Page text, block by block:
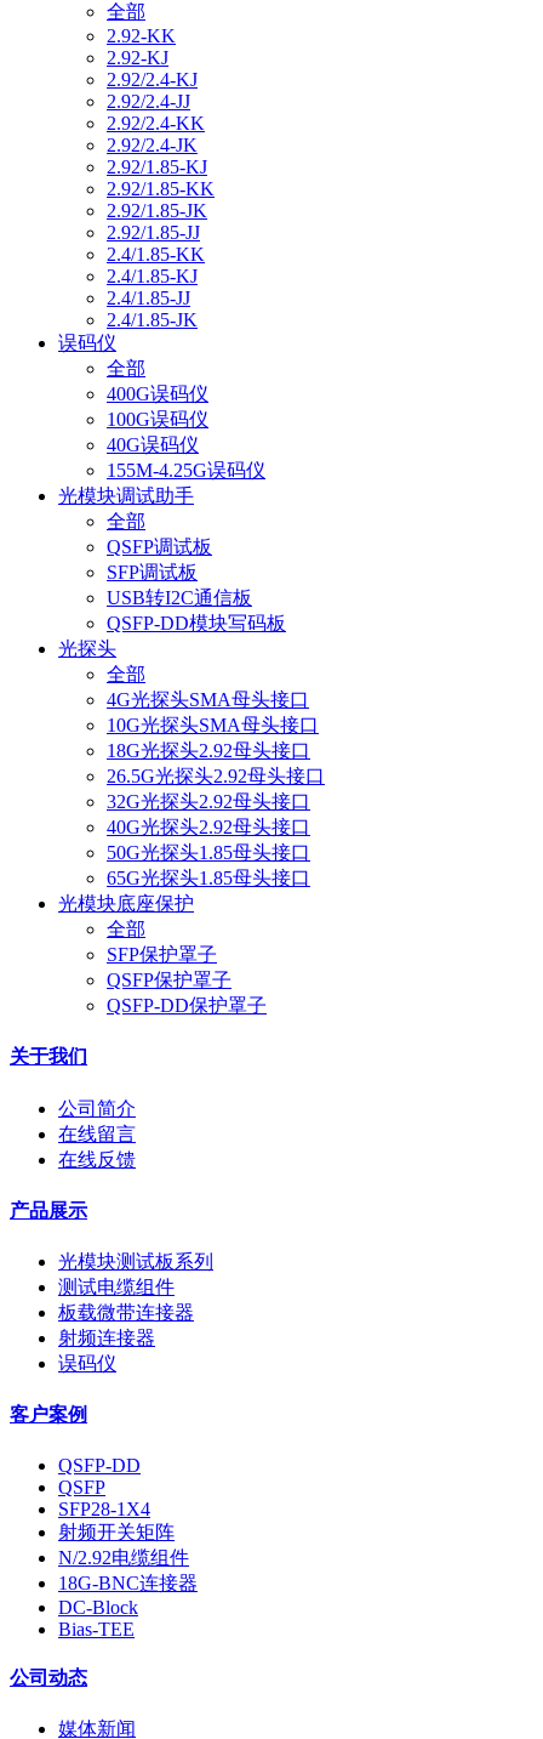
全部
2.92-KK
2.92-KJ
2.92/2.4-KJ
2.92/2.4-JJ
2.92/2.4-KK
2.92/2.4-JK
2.92/1.85-KJ
2.92/1.85-KK
2.92/1.85-JK
2.92/1.85-JJ
2.4/1.85-KK
2.4/1.85-KJ
2.4/1.85-JJ
2.4/1.85-JK
误码仪
全部
400G误码仪
100G误码仪
40G误码仪
155M-4.25G误码仪
光模块调试助手
全部
QSFP调试板
SFP调试板
USB转I2C通信板
QSFP-DD模块写码板
光探头
全部
4G光探头SMA母头接口
10G光探头SMA母头接口
18G光探头2.92母头接口
26.5G光探头2.92母头接口
32G光探头2.92母头接口
40G光探头2.92母头接口
50G光探头1.85母头接口
65G光探头1.85母头接口
光模块底座保护
全部
SFP保护罩子
QSFP保护罩子
QSFP-DD保护罩子
关于我们
公司简介
在线留言
在线反馈
产品展示
光模块测试板系列
测试电缆组件
板载微带连接器
射频连接器
误码仪
客户案例
QSFP-DD
QSFP
SFP28-1X4
射频开关矩阵
N/2.92电缆组件
18G-BNC连接器
DC-Block
Bias-TEE
公司动态
媒体新闻